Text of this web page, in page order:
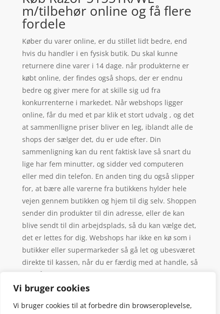
Vi bruger cookies
Vi bruger cookies til at forbedre din browseroplevelse,
m/tilbehør online og få flere
fordele
Køber du varer online, er du stillet lidt bedre, end
hvis du handler i en fysisk butik. Du skal kunne
returnere dine varer i 14 dage. når produkterne er
købt online, der findes også shops, der er endnu
bedre og giver mere for at skille sig ud fra
konkurrenterne i markedet. Når webshops ligger
online, får du med et par klik et stort udvalg , og det
at sammenlligne priser bliver en leg, iblandt alle de
shops der sælger det, du er ude efter. Din
sammenligning kan du rent faktisk lave så snart du
lige har fem minutter, og sidder ved computeren
eller med din telefon. En anden ting du også slipper
for, at bære alle varerne fra butikkens hylder hele
vejen gennem butikken og hjem til dig selv. Shoppen
sender din produkter til din adresse, eller de kan
blive sendt til din arbejdsplads, så du kan vælge det,
det er lettes for dig. Webshops har ikke en kø som i
butikker eller supermarkeder så gå let og ubesværet
direkte til kassen, når du er færdig med at handle, så
undgår du skrigende unger, der plager deres
forældre om slik og søde sager.